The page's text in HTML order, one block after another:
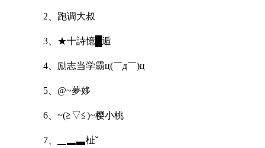
2、跑调大叔
3、★十詩憶█逅
4、励志当学霸ц(￣д￣)ц
5、@~夢姼
6、~(≧▽≦)~樱小桃
7、▁▂▃杫ˇ